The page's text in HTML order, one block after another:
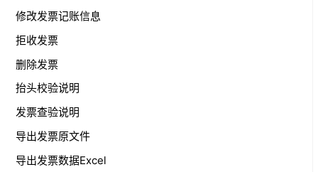
修改发票记账信息
拒收发票
删除发票
抬头校验说明
发票查验说明
导出发票原文件
导出发票数据Excel